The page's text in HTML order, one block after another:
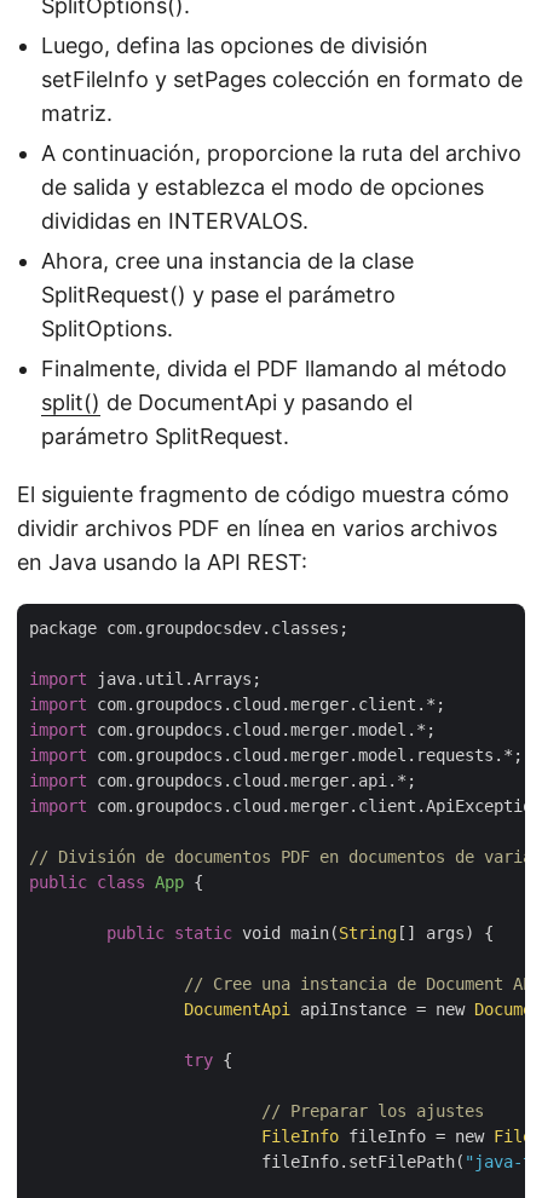
SplitOptions().
Luego, defina las opciones de división
setFileInfo y setPages colección en formato de
matriz.
A continuación, proporcione la ruta del archivo
de salida y establezca el modo de opciones
divididas en INTERVALOS.
Ahora, cree una instancia de la clase
SplitRequest() y pase el parámetro
SplitOptions.
Finalmente, divida el PDF llamando al método
split() de DocumentApi y pasando el
parámetro SplitRequest.
El siguiente fragmento de código muestra cómo
dividir archivos PDF en línea en varios archivos
en Java usando la API REST:
package com.groupdocsdev.classes;
import
import
import
import
import
import
// División de documentos PDF en documentos de
public class App {
public static void main(String [] args) {
DocumentApi apiInstance = new
try {
// Preparar los ajustes
FileInfo fileInfo = new
			fileInfo.setFilePath(
"java-